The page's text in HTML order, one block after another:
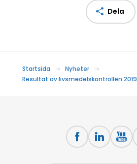
Dela
Startsida
Nyheter
Resultat av livsmedelskontrollen 2019